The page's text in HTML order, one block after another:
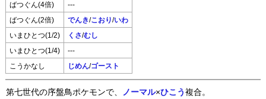
ばつぐん(4倍) ---
ばつぐん(2倍) でんき/こおり/いわ
いまひとつ(1/2) くさ/むし
いまひとつ(1/4) ---
こうかなし じめん/ゴースト
第七世代の序盤鳥ポケモンで、 ノーマル×ひこう複合。